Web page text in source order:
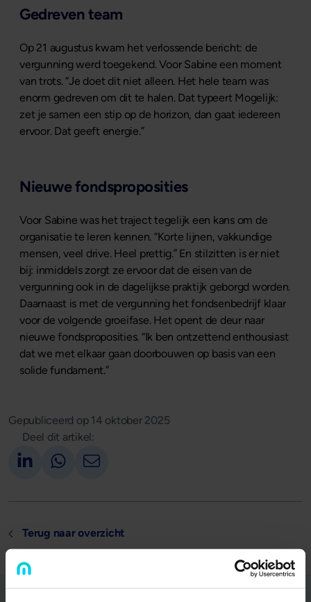
Gedreven team
Op 21 augustus kwam het verlossende bericht: de
vergunning werd toegekend. Voor Sabine een moment
van trots. “Je doet dit niet alleen. Het hele team was
enorm gedreven om dit te halen. Dat typeert Mogelijk:
zet je samen een stip op de horizon, dan gaat iedereen
ervoor. Dat geeft energie.”
Nieuwe fondsproposities
Voor Sabine was het traject tegelijk een kans om de
organisatie te leren kennen. “Korte lijnen, vakkundige
mensen, veel drive. Heel prettig.” En stilzitten is er niet
bij: inmiddels zorgt ze ervoor dat de eisen van de
vergunning ook in de dagelijkse praktijk geborgd worden.
Daarnaast is met de vergunning het fondsenbedrijf klaar
voor de volgende groeifase. Het opent de deur naar
nieuwe fondsproposities. “Ik ben ontzettend enthousiast
dat we met elkaar gaan doorbouwen op basis van een
solide fundament.”
Gepubliceerd op 14 oktober 2025
Deel dit artikel:
Deel op LinkedIn
Deel via Whatsapp
Deel via email
Terug naar overzicht